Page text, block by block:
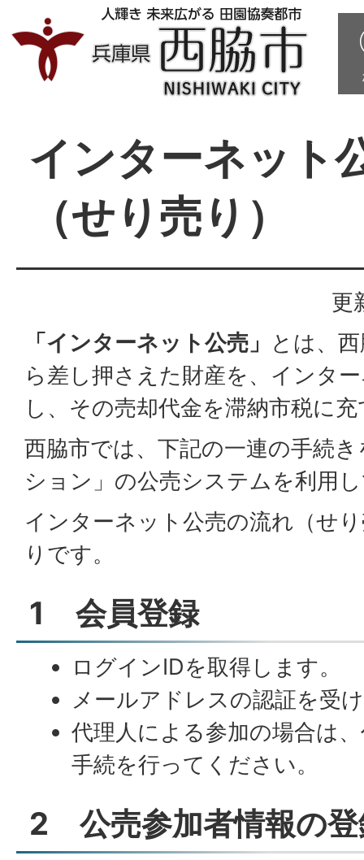
インターネット
（せり売り）
更
「インターネット公売」 とは、
ら差し押さえた財産を、インタ
し、その売却代金を滞納市税に
西脇市では、下記の一連の手続
ション」の公売システムを利用
インターネット公売の流れ（せ
りです。
1 会員登録
ログインIDを取得します。
メールアドレスの認証を受
代理人による参加の場合は
手続を行ってください。
2 公売参加者情報の登